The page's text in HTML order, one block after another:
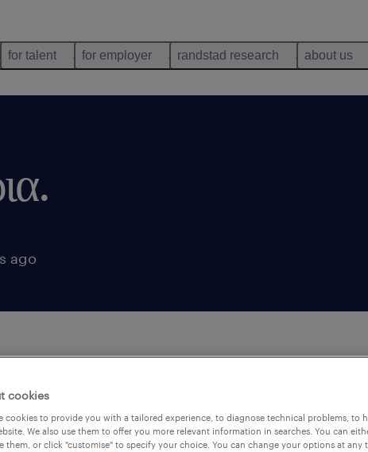
for talent for employer randstad research about us
ago
cookies
cookies to provide you with a tailored experience, to diagnose technical problems, to
We also use them to offer you more relevant information in searches. You can
them, or click "customise" to specify your choice. You can change your options at any